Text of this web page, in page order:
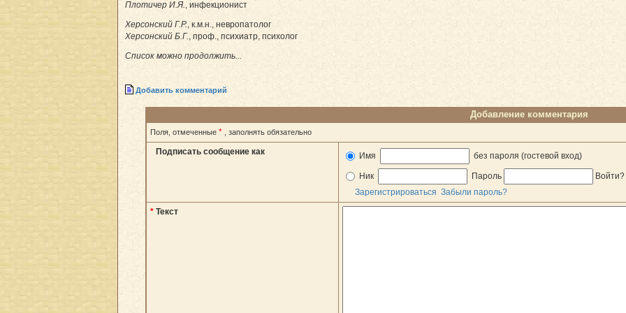
Плотичер И.Я.
, инфекционист
Херсонский Г.Р. , к.м.н., невропатолог
Херсонский Б.Г. , проф., психиатр, психолог
Список можно продолжить...
Добавить комментарий
Добавление комментария
Поля, отмеченные * , заполнять обязательно
Подписать сообщение как Имя без пароля (гостевой вход)
Ник Пароль
Войти?
Зарегистрироваться Забыли пароль?
* Текст